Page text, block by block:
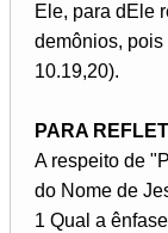
Ele, para dEle
demônios,
10.19,20).
PARA
A respeito de
do Nome de
1 Qual a